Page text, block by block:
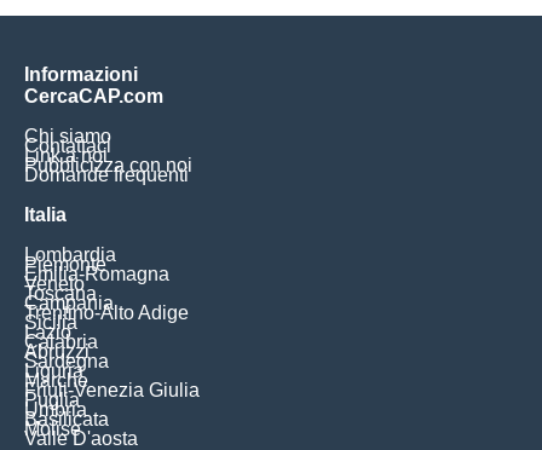
Informazioni
CercaCAP.com
Chi siamo
Contattaci
Link a noi
Pubblicizza con noi
Domande frequenti
Italia
Lombardia
Piemonte
Emilia-Romagna
Veneto
Toscana
Campania
Trentino-Alto Adige
Sicilia
Lazio
Calabria
Abruzzi
Sardegna
Liguria
Marche
Friuli-Venezia Giulia
Puglia
Umbria
Basilicata
Molise
Valle D'aosta